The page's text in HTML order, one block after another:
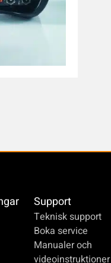
Support
Teknisk support
Boka service
Manualer och
videoinstruktioner